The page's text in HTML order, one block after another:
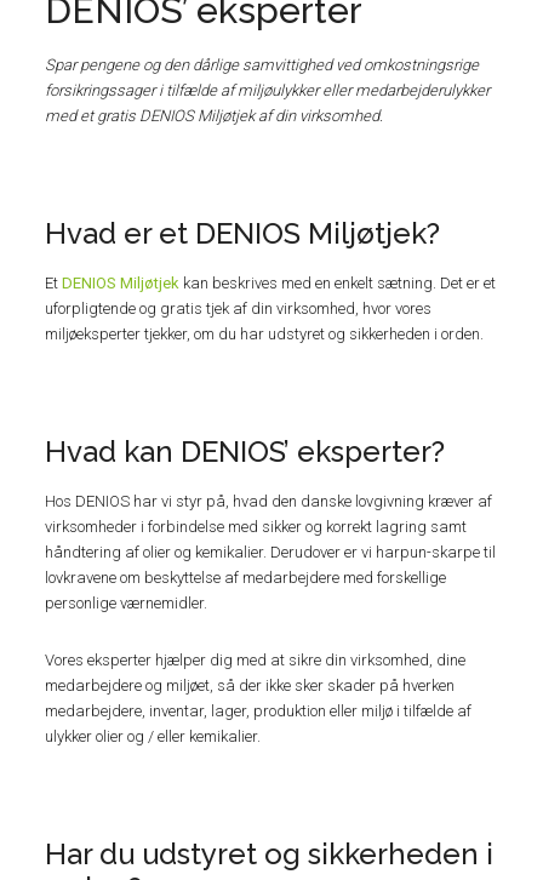
DENIOS’ eksperter
Spar pengene og den dårlige samvittighed ved omkostningsrige
forsikringssager i tilfælde af miljøulykker eller medarbejderulykker
med et gratis DENIOS Miljøtjek af din virksomhed.
Hvad er et DENIOS Miljøtjek?
EtDENIOS Miljøtjek kan beskrives med en enkelt sætning. Det er et
uforpligtende og gratis tjek af din virksomhed, hvor vores
miljøeksperter tjekker, om du har udstyret og sikkerheden i orden.
Hvad kan DENIOS’ eksperter?
Hos DENIOS har vi styr på, hvad den danske lovgivning kræver af
virksomheder i forbindelse med sikker og korrekt lagring samt
håndtering af olier og kemikalier. Derudover er vi harpun-skarpe til
lovkravene om beskyttelse af medarbejdere med forskellige
personlige værnemidler.
Vores eksperter hjælper dig med at sikre din virksomhed, dine
medarbejdere og miljøet, så der ikke sker skader på hverken
medarbejdere, inventar, lager, produktion eller miljø i tilfælde af
ulykker olier og / eller kemikalier.
Har du udstyret og sikkerheden i